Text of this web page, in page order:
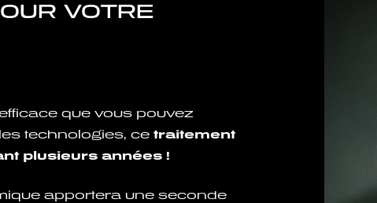
VOTRE
que vous pouvez
technologies, ce traitement
plusieurs années !
apportera une seconde